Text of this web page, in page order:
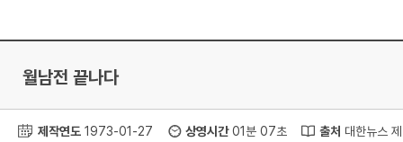
월남전 끝나다
제작연도 1973-01-27 상영시간01분 07초 출처 대한뉴스